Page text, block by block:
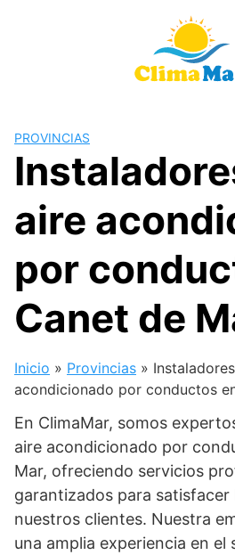
PROVINCIAS
aire
por
Canet de
Inicio » Provincias »
acondicionado por conductos
En ClimaMar, somos
aire acondicionado por
Mar, ofreciendo servicios
garantizados para satisfacer
nuestros clientes. Nuestra
una amplia experiencia en el